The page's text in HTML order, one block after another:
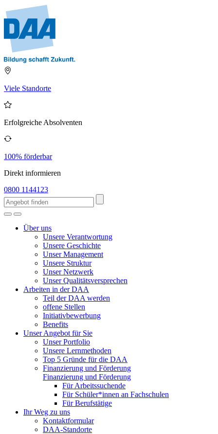
Viele Standorte
Erfolgreiche Absolventen
100% förderbar
Direkt informieren
0800 1144123
Über uns
Unsere Verantwortung
Unsere Geschichte
Unser Management
Unsere Struktur
Unser Netzwerk
Unser Qualitätsversprechen
Arbeiten in der DAA
Teil der DAA werden
offene Stellen
Initiativbewerbung
Benefits
Unser Angebot für Sie
Unser Portfolio
Unsere Lernmethoden
Top 5 Gründe für die DAA
Finanzierung und Förderung
Finanzierung und Förderung
Für Arbeitssuchende
Für Schüler*innen an Fachschulen
Für Berufstätige
Ihr Weg zu uns
Kontaktformular
DAA-Standorte